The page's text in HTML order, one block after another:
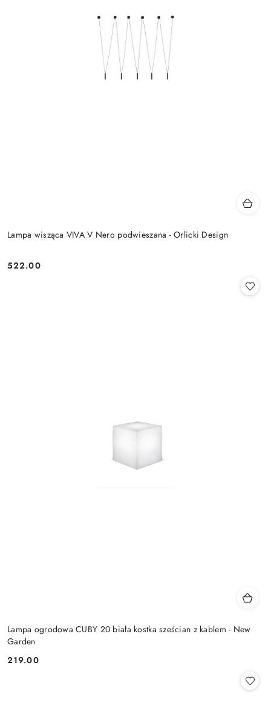
Lampa wisząca VIVA V Nero podwieszana - Orlicki Design
Cena:
522.00
Lampa ogrodowa CUBY 20 biała kostka sześcian z kablem - New
Garden
Cena:
219.00